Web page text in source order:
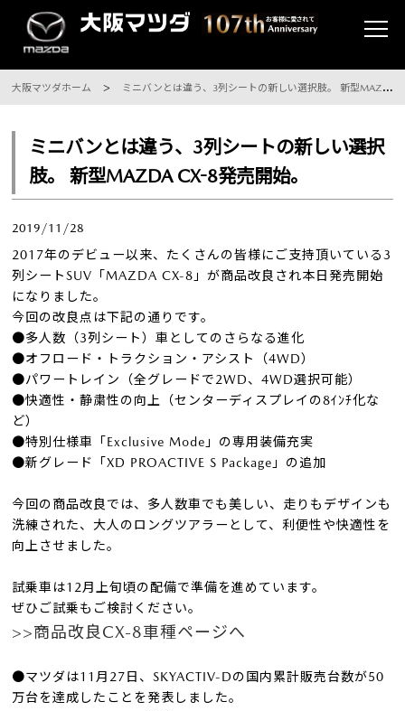
大阪マツダホーム ミニバンとは違う、3列シートの新しい選択肢。 新型MAZDA CX-8発売開始。
ミニバンとは違う、3列シートの新しい選択
肢。 新型MAZDA CX-8発売開始。
2019/11/28
2017年のデビュー以来、たくさんの皆様にご支持頂いている3
列シートSUV「MAZDA CX-8」が商品改良され本日発売開始
になりました。
今回の改良点は下記の通りです。
●多人数（3列シート）車としてのさらなる進化
●オフロード・トラクション・アシスト（4WD）
●パワートレイン（全グレードで2WD、4WD選択可能）
●快適性・静粛性の向上（センターディスプレイの8ｲﾝﾁ化な
ど）
●特別仕様車「Exclusive Mode」の専用装備充実
●新グレード「XD PROACTIVE S Package」の追加
今回の商品改良では、多人数車でも美しい、走りもデザインも
洗練された、大人のロングツアラーとして、利便性や快適性を
向上させました。
試乗車は12月上旬頃の配備で準備を進めています。
ぜひご試乗もご検討ください。
>>商品改良CX-8車種ページへ
●マツダは11月27日、SKYACTIV-Dの国内累計販売台数が50
万台を達成したことを発表しました。